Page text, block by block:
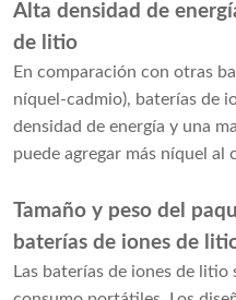
Alta densidad de
de litio
En comparación con otras
níquel-cadmio), baterías de
densidad de energía y una
puede agregar más níquel al
Tamaño y peso del
baterías de iones de
Las baterías de iones de